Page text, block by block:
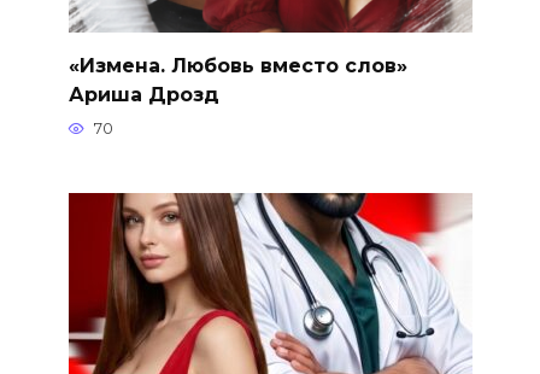
«Измена. Любовь вместо слов»
Ариша Дрозд
70